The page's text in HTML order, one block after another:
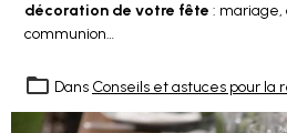
décoration de votre fête :
communion…
Dans Conseils et astuces pour la